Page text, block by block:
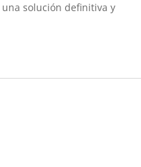
solución definitiva y